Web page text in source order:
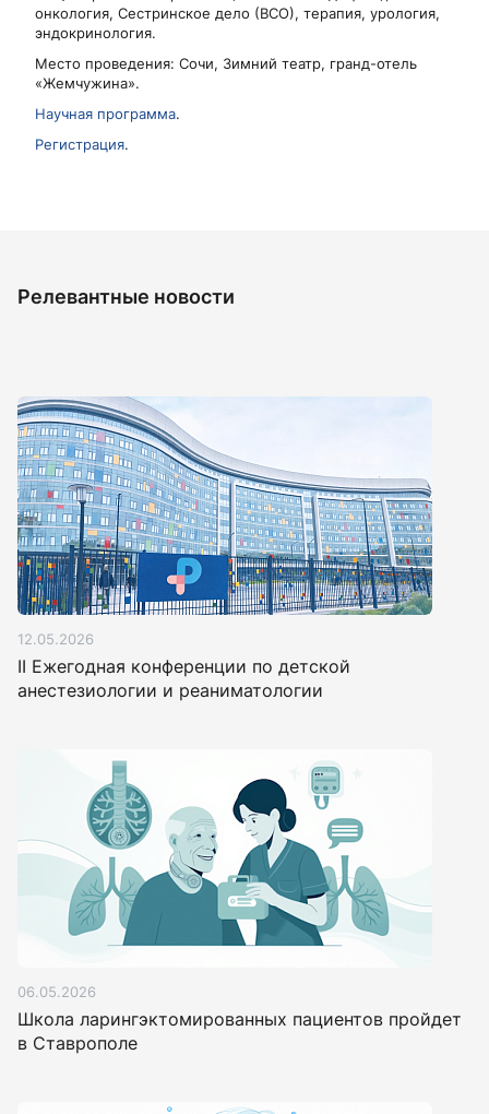
онкология, Сестринское дело (ВСО), терапия, урология,
эндокринология.
Место проведения: Сочи, Зимний театр, гранд-отель
«Жемчужина».
Научная программа.
Регистрация.
Релевантные новости
12.05.2026
II Ежегодная конференции по детской
анестезиологии и реаниматологии
06.05.2026
Школа ларингэктомированных пациентов пройдет
в Ставрополе